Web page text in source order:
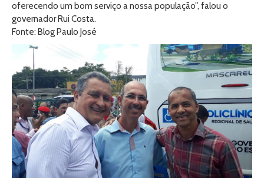
oferecendo um bom serviço a nossa população”, falou o
governador Rui Costa.
Fonte: Blog Paulo José